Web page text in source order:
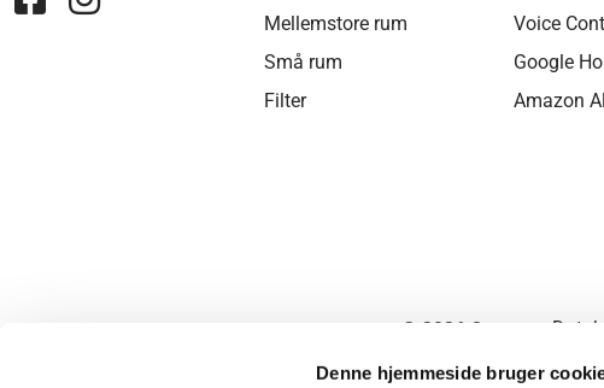
til at analysere vores trafik. Vi
kombinere disse data med
Mellemstore rum
Små rum
Filter
Voice
Google
Amazon
© 2026 Coway